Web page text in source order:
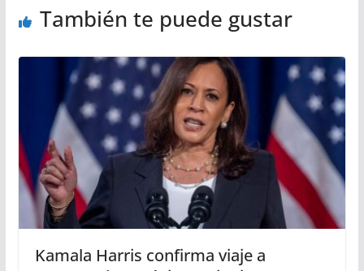
También te puede gustar
Kamala Harris confirma viaje a